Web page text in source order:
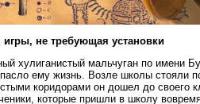
игры, не требующая установки
хулиганистый мальчуган по имени
ему жизнь. Возле школы стояли
коридорами он дошел до своего
которые пришли в школу